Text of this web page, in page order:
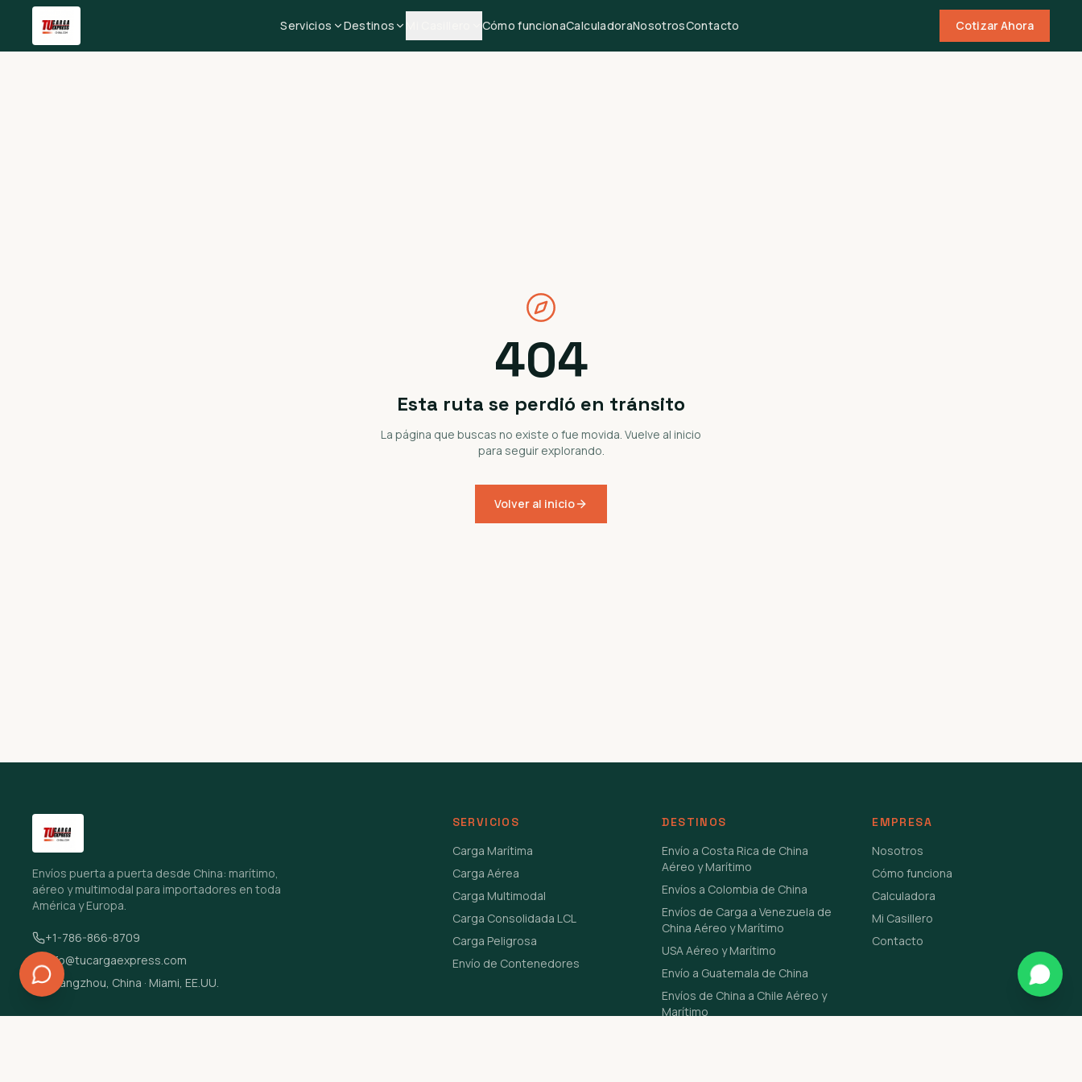
Servicios Destinos Cómo funcionaCalculadoraNosotrosContacto Cotizar Ahora
404
Esta ruta se perdió en tránsito
La página que buscas no existe o fue movida. Vuelve al inicio
para seguir explorando.
Volver al inicio
Envíos puerta a puerta desde China: marítimo,
aéreo y multimodal para importadores en toda
América y Europa.
+1-786-866-8709
info@tucargaexpress.com
Guangzhou, China · Miami, EE.UU.
SERVICIOS
Carga Marítima
Carga Aérea
Carga Multimodal
Carga Consolidada LCL
Carga Peligrosa
Envío de Contenedores
DESTINOS
Envío a Costa Rica de China
Aéreo y Marítimo
Envíos a Colombia de China
Envíos de Carga a Venezuela de
China Aéreo y Marítimo
USA Aéreo y Marítimo
Envío a Guatemala de China
Envíos de China a Chile Aéreo y
Marítimo
EMPRESA
Nosotros
Cómo funciona
Calculadora
Mi Casillero
Contacto